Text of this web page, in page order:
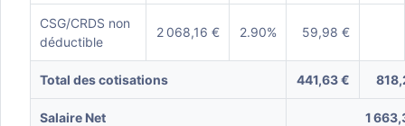
CSG/CRDS non
déductible
2 068,16 € 2.90% 59,98 €
Total des cotisations 441,63 €
Salaire Net 1